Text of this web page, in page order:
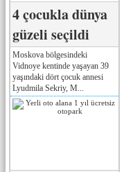
4 çocukla dünya
güzeli seçildi
Moskova bölgesindeki
Vidnoye kentinde yaşayan 39
yaşındaki dört çocuk annesi
Lyudmila Sekriy, M...